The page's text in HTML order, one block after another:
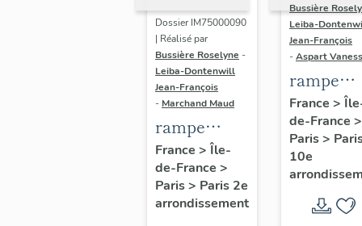
Dossier IM75000090
| Réalisé par
Bussière Roselyne -
Leiba-Dontenwill
Jean-François
- Marchand Maud
rampe
d'appui,
escalier de
la maison à
France > Île-
de-France >
Paris> Paris 2e
arrondissement
Bussière
Leiba-
Jean-François
-Aspart
rampe
d'appui,
escalier
couvent
Récollets
(non
France >
de-France >
Paris>
10e